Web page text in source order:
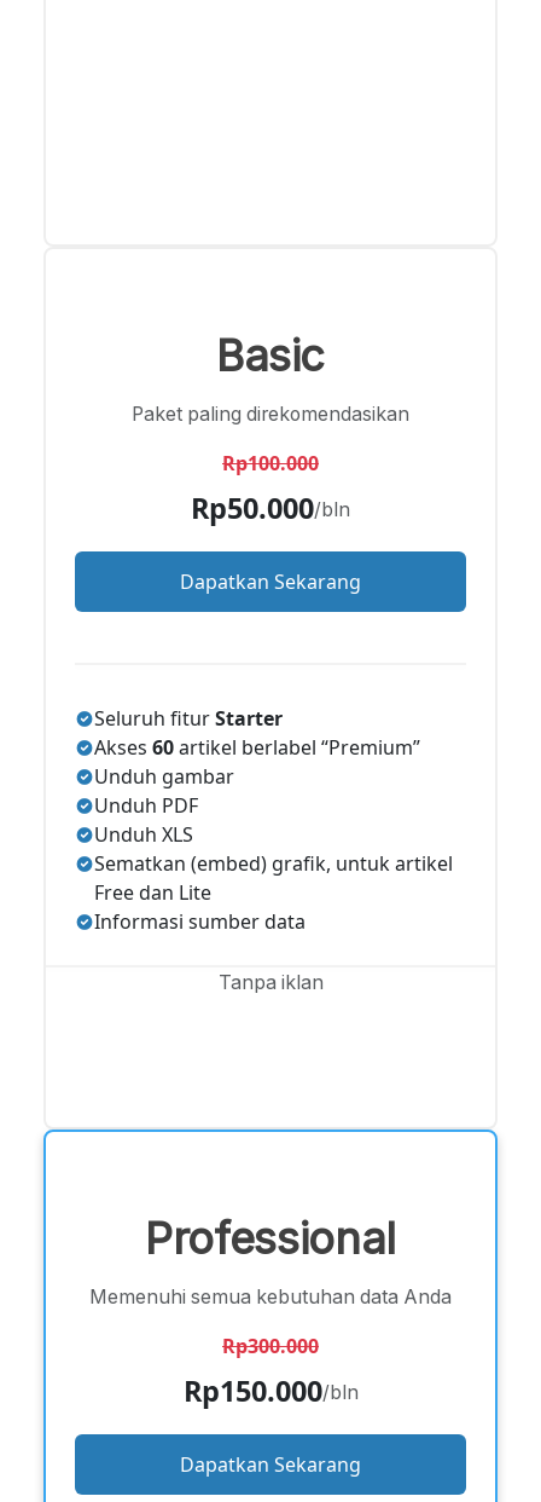
Basic
Paket paling direkomendasikan
Rp100.000
Rp50.000/bln
Dapatkan Sekarang
Seluruh fiturStarter
Akses 60artikel berlabel “Premium”
Unduh gambar
Unduh PDF
Unduh XLS
Sematkan (embed) grafik, untuk artikel
Free dan Lite
Informasi sumber data
Tanpa iklan
Professional
Memenuhi semua kebutuhan data Anda
Rp300.000
Rp150.000/bln
Dapatkan Sekarang